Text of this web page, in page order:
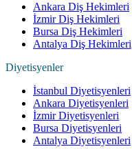
Ankara Diş Hekimleri
İzmir Diş Hekimleri
Bursa Diş Hekimleri
Antalya Diş Hekimleri
Diyetisyenler
İstanbul Diyetisyenleri
Ankara Diyetisyenleri
İzmir Diyetisyenleri
Bursa Diyetisyenleri
Antalya Diyetisyenleri